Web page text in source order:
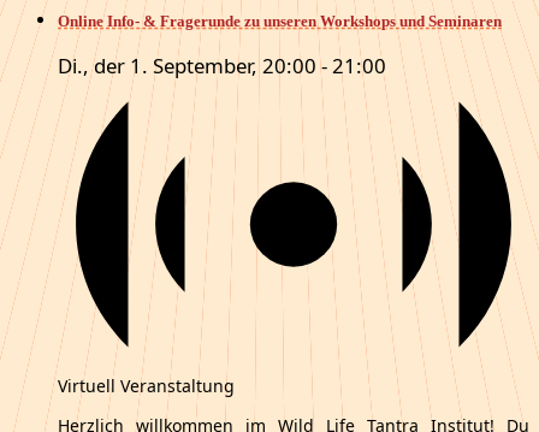
Online Info- & Fragerunde zu unseren Workshops und Seminaren
Di., der 1. September, 20:00-21:00
Virtuell Veranstaltung
Herzlich willkommen im Wild Life Tantra Institut! Du